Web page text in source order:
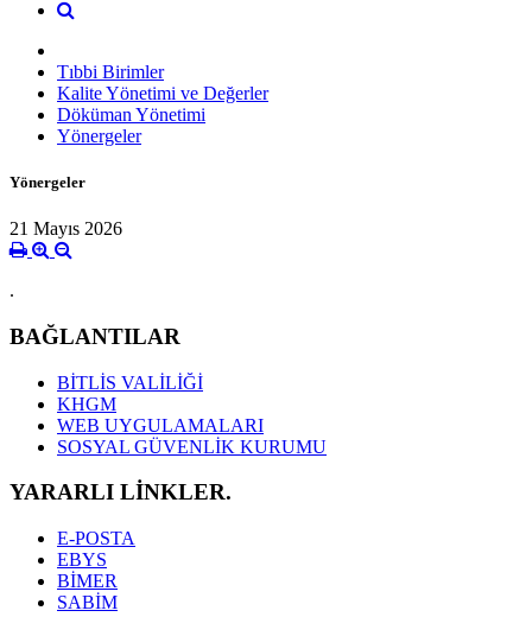
Tıbbi Birimler
Kalite Yönetimi ve Değerler
Döküman Yönetimi
Yönergeler
Yönergeler
21 Mayıs 2026
.
BAĞLANTILAR
BİTLİS VALİLİĞİ
KHGM
WEB UYGULAMALARI
SOSYAL GÜVENLİK KURUMU
YARARLI LİNKLER.
E-POSTA
EBYS
BİMER
SABİM